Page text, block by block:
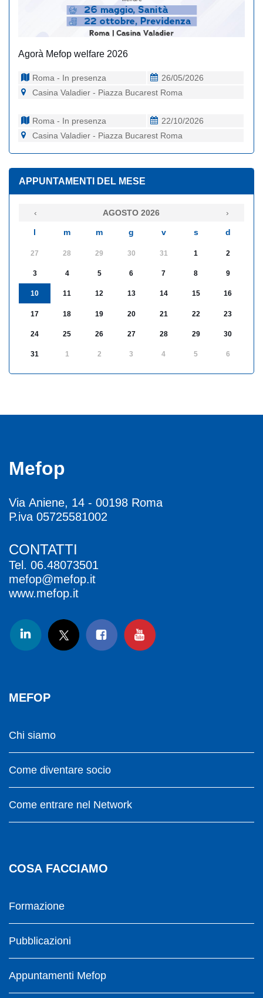
Agorà Mefop welfare 2026
Roma - In presenza
26/05/2026
Casina Valadier - Piazza Bucarest Roma
Roma - In presenza
22/10/2026
Casina Valadier - Piazza Bucarest Roma
APPUNTAMENTI DEL MESE
‹ AGOSTO 2026 ›
l m m g v s d
27 28 29 30 31 1 2
3 4 5 6 7 8 9
10 11 12 13 14 15 16
17 18 19 20 21 22 23
24 25 26 27 28 29 30
31 1 2 3 4 5 6
Mefop
Via Aniene, 14 - 00198 Roma
P.iva 05725581002
CONTATTI
Tel. 06.48073501
mefop@mefop.it
www.mefop.it
MEFOP
Chi siamo
Come diventare socio
Come entrare nel Network
COSA FACCIAMO
Formazione
Pubblicazioni
Appuntamenti Mefop